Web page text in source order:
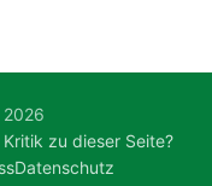
zu dieser Seite?
Datenschutz